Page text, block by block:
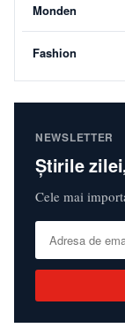
Monden
Fashion
NEWSLETTER
Știrile
Cele mai